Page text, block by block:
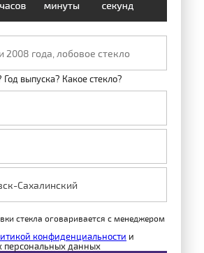
выпуска? Какое стекло?
стекла оговаривается с менеджером
конфиденциальности и
персональных данных